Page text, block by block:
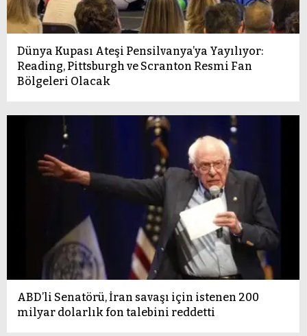
Dünya Kupası Ateşi Pensilvanya’ya Yayılıyor:
Reading, Pittsburgh ve Scranton Resmi Fan
Bölgeleri Olacak
ABD’li Senatörü, İran savaşı için istenen 200
milyar dolarlık fon talebini reddetti